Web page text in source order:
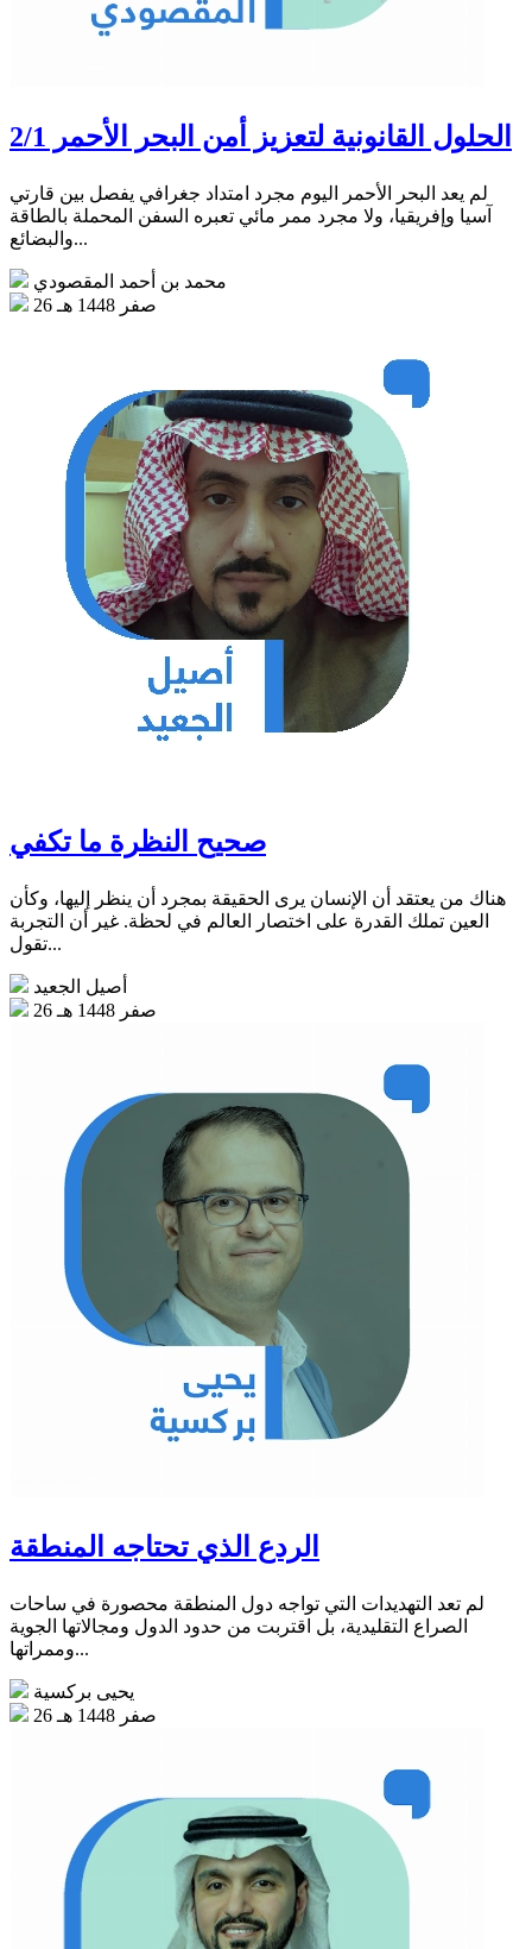
الحلول القانونية لتعزيز أمن البحر الأحمر 2/1
لم يعد البحر الأحمر اليوم مجرد امتداد جغرافي يفصل بين قارتي
آسيا وإفريقيا، ولا مجرد ممر مائي تعبره السفن المحملة بالطاقة
والبضائع...
محمد بن أحمد المقصودي
26 صفر 1448 هـ
صحيح النظرة ما تكفي
هناك من يعتقد أن الإنسان يرى الحقيقة بمجرد أن ينظر إليها، وكأن
العين تملك القدرة على اختصار العالم في لحظة. غير أن التجربة
تقول...
أصيل الجعيد
26 صفر 1448 هـ
الردع الذي تحتاجه المنطقة
لم تعد التهديدات التي تواجه دول المنطقة محصورة في ساحات
الصراع التقليدية، بل اقتربت من حدود الدول ومجالاتها الجوية
وممراتها...
يحيى بركسية
26 صفر 1448 هـ